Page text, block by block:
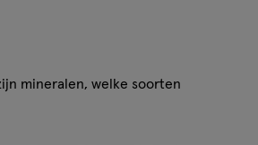
mineralen, welke soorten